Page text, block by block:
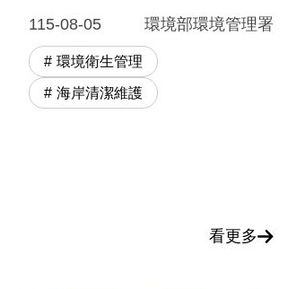
115-08-05
環境部環境管理署
環境衛生管理
海岸清潔維護
看更多